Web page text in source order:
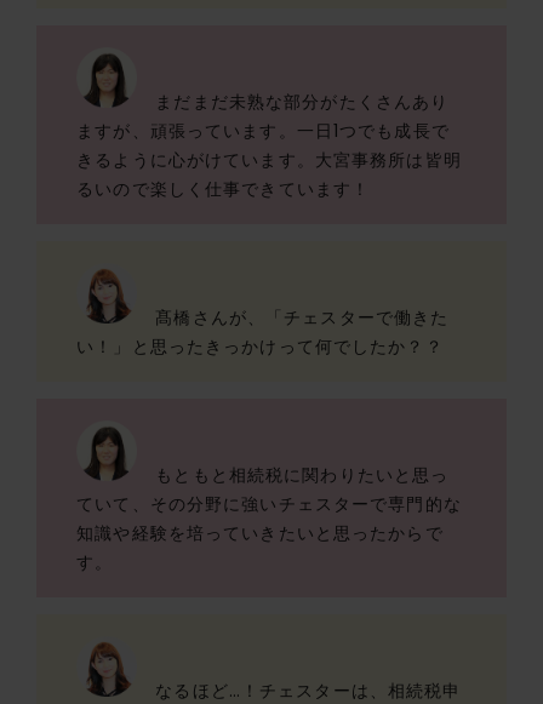
まだまだ未熟な部分がたくさんあり
ますが、頑張っています。一日1つでも成長で
きるように心がけています。大宮事務所は皆明
るいので楽しく仕事できています！
髙橋さんが、「チェスターで働きた
い！」と思ったきっかけって何でしたか？？
もともと相続税に関わりたいと思っ
ていて、その分野に強いチェスターで専門的な
知識や経験を培っていきたいと思ったからで
す。
なるほど…！チェスターは、相続税申